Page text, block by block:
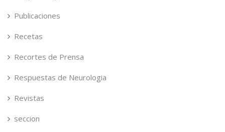
Publicaciones
Recetas
Recortes de Prensa
Respuestas de Neurologia
Revistas
seccion